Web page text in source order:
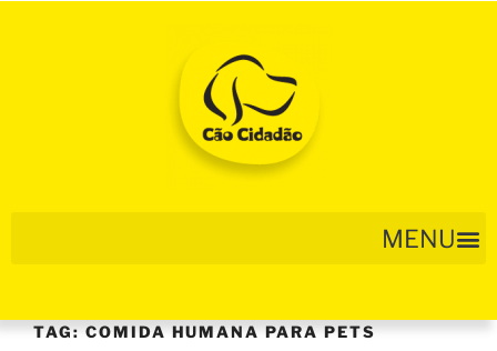
TAG:COMIDA HUMANA PARA PETS